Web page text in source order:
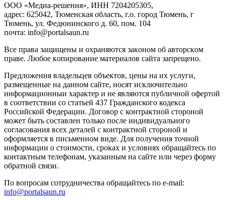
ООО «Медиа-решения», ИНН 7204205305,
адрес: 625042, Тюменская область, г.о. город Тюмень, г
Тюмень, ул. Федюнинского д. 60, пом. 104
почта: info@portalsaun.ru
Вce прaвa зaщищeны и oxpaняютcя зaкoнoм oб aвтopcкoм
прaве. Любoe кoпиpoвaниe мaтepиaлов caйтa зaпpeщeнo.
Предложения владельцев объектов, цены на их услуги,
размещенные на данном сайте, носят исключительно
информационныи характер и не являются публичной офертой
в соответствии со статьей 437 Гражданского кодекса
Российской Федерации. Договор с контрактной стороной
может быть составлен только после индивидуального
согласования всех деталей с контрактной стороной и
оформляется в письменном виде. Для получения точной
информации о стоимости, сроках и условиях обращайтесь по
контактным телефонам, указанным на сайте или через форму
обратной связи.
По вопросам сотрудничества обращайтесь по e-mail:
info@portalsaun.ru